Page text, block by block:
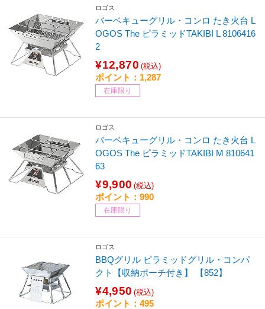
ロゴス
バーベキューグリル・コンロ たき火台 L
OGOS The ピラミッドTAKIBI L 8106416
2
¥12,870 (税込)
ポイント：1,287
在庫限り
ロゴス
バーベキューグリル・コンロ たき火台 L
OGOS The ピラミッドTAKIBI M 810641
63
¥9,900 (税込)
ポイント：990
在庫限り
ロゴス
BBQグリル ピラミッドグリル・コンパ
クト【収納ポーチ付き】 【852】
¥4,950 (税込)
ポイント：495